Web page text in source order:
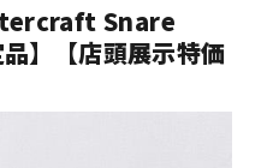
Snare
】【店頭展示特価